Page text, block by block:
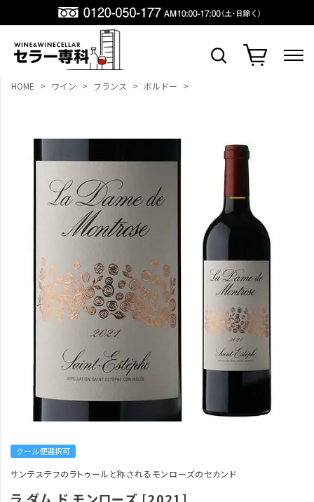
HOME ワイン フランス ボルドー
クール便選択可
サンテステフのラトゥールと称されるモンローズのセカンド
ラ ダム ド モンローズ [2021]